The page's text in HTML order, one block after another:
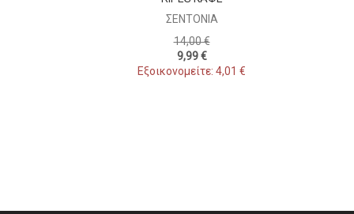
ΣΕΝΤΌΝΙΑ
14,00 €
9,99 €
Εξοικονομείτε: 4,01 €